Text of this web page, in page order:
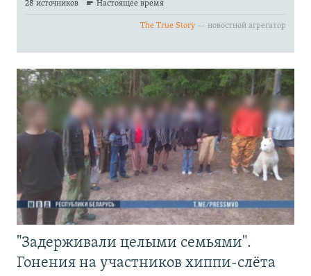
"Задерживали целыми семьями".
Гонения на участников хиппи-слёта